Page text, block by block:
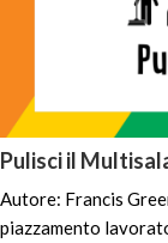
Pulisci il
Autore: Francis
piazzamento